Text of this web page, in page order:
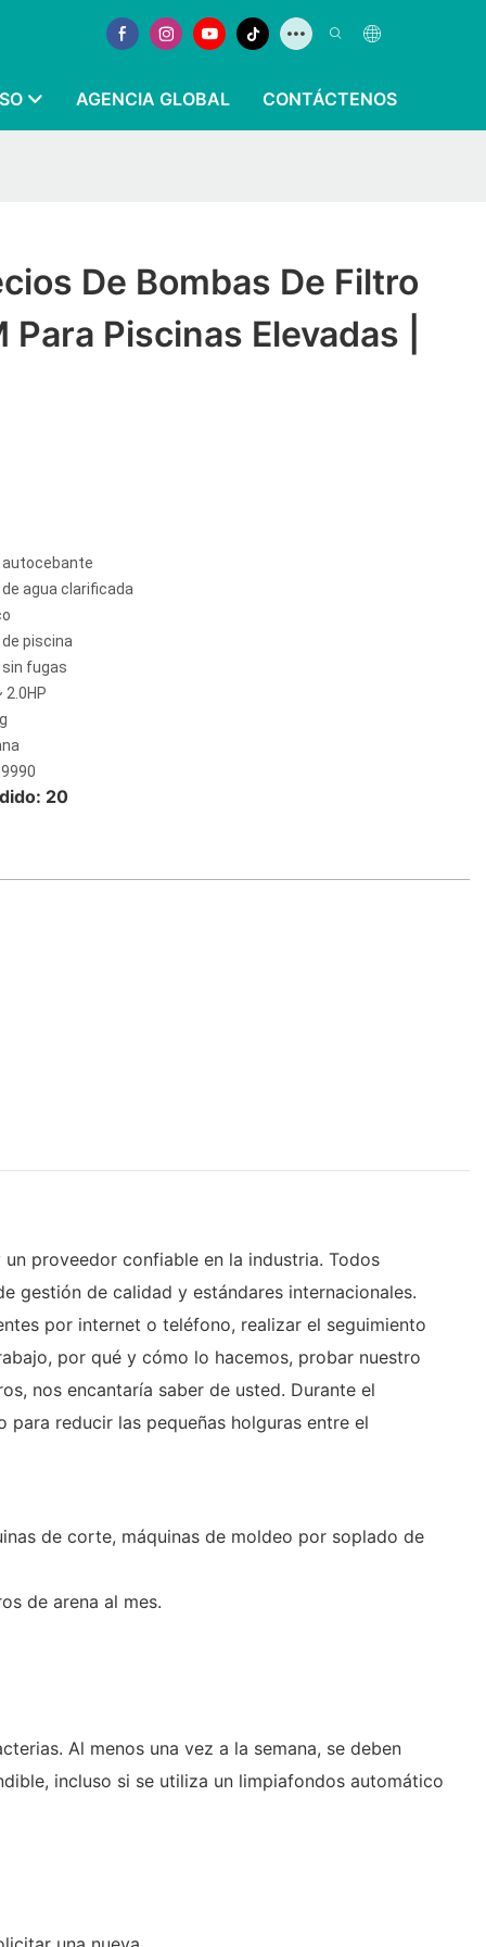
AGENCIA GLOBAL CONTÁCTENOS
De Bombas De Filtro
Para Piscinas Elevadas |
autocebante
de agua clarificada
de piscina
sin fugas
2.0HP
20
proveedor confiable en la industria. Todos
gestión de calidad y estándares internacionales.
por internet o teléfono, realizar el seguimiento
por qué y cómo lo hacemos, probar nuestro
nos encantaría saber de usted. Durante el
reducir las pequeñas holguras entre el
de corte, máquinas de moldeo por soplado de
de arena al mes.
Al menos una vez a la semana, se deben
incluso si se utiliza un limpiafondos automático